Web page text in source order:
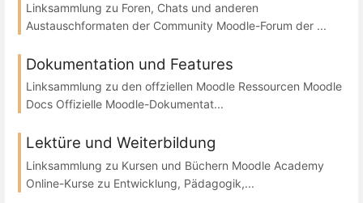
Linksammlung zu Foren, Chats und anderen
Austauschformaten der Community Moodle-Forum der ...
Dokumentation und Features
Linksammlung zu den offziellen Moodle Ressourcen Moodle
Docs Offizielle Moodle-Dokumentat...
Lektüre und Weiterbildung
Linksammlung zu Kursen und Büchern Moodle Academy
Online-Kurse zu Entwicklung, Pädagogik,...